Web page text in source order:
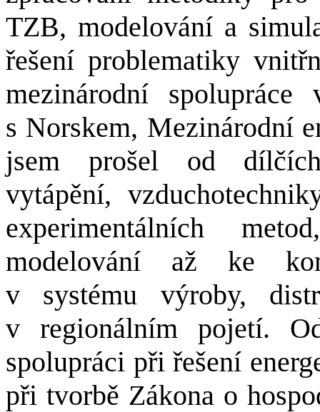
TZB, modelování a
řešení problematiky
mezinárodní
s Norskem, Mezinárodní
jsem prošel od dílčích
vytápění,
experimentálních
modelování až ke
v systému výroby,
v regionálním pojetí.
spolupráci při řešení
při tvorbě Zákona o